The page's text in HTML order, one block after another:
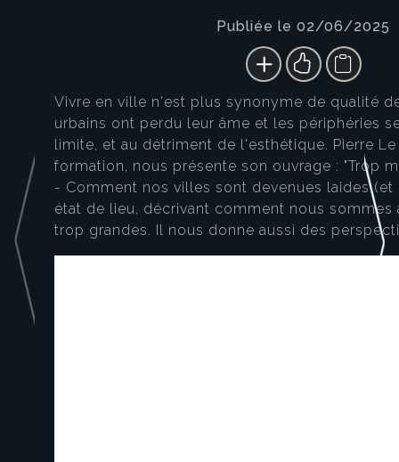
Publiée le 02/06/2025
Vivre en ville n'est plus synonyme de qualité
urbains ont perdu leur âme et les périphéries
limite, et au détriment de l'esthétique. Pierre
formation, nous présente son ouvrage : "Trop
- Comment nos villes sont devenues laides (et
état de lieu, décrivant comment nous sommes
trop grandes. Il nous donne aussi des